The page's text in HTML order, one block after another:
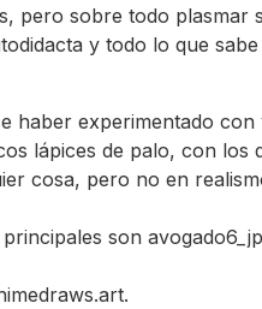
pero sobre todo plasmar
y todo lo que
haber experimentado con
lápices de palo, con los
cosa, pero no en
son